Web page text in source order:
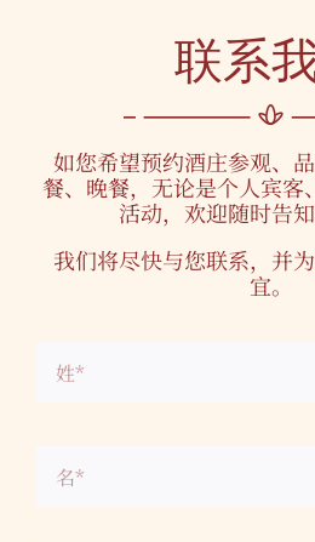
联系
如您希望预约酒庄参观、
餐、晚餐，无论是个人宾客
活动，欢迎随时告知
我们将尽快与您联系，并
宜。